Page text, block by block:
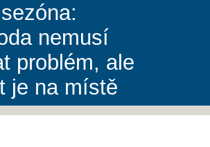
nemusí
problém, ale
je na místě